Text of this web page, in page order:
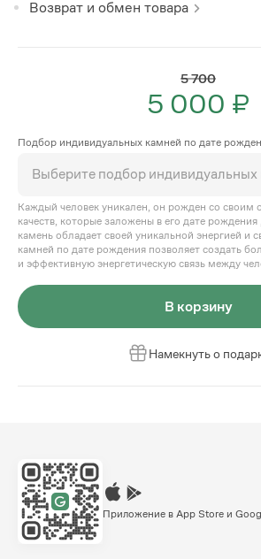
Возврат и обмен товара
5 700
5 000 ₽
Подбор индивидуальных камней по дате
Каждый человек уникален, он рожден со
качеств, которые заложены в его дате
камень обладает своей уникальной энергией и
камней по дате рождения позволяет создать
и эффективную энергетическую связь между
В корзину
Намекнуть о
Приложение в App Store и